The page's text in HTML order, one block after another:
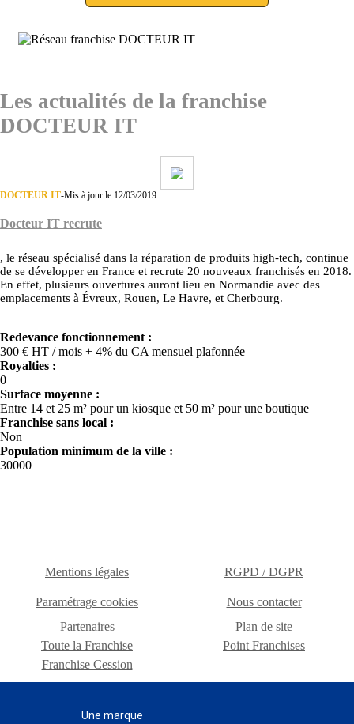
Les actualités de la franchise
DOCTEUR IT
DOCTEUR IT-Mis à jour le 12/03/2019
Docteur IT recrute
, le réseau spécialisé dans la réparation de produits high-tech, continue
de se développer en France et recrute 20 nouveaux franchisés en 2018.
En effet, plusieurs ouvertures auront lieu en Normandie avec des
emplacements à Évreux, Rouen, Le Havre, et Cherbourg.
Redevance fonctionnement :
300 € HT / mois + 4% du CA mensuel plafonnée
Royalties :
0
Surface moyenne :
Entre 14 et 25 m² pour un kiosque et 50 m² pour une boutique
Franchise sans local :
Non
Population minimum de la ville :
30000
Mentions légales RGPD / DGPR
Paramétrage cookies
Nous contacter
Partenaires
Plan de site
Toute la Franchise
Point Franchises
Franchise Cession
Une marque